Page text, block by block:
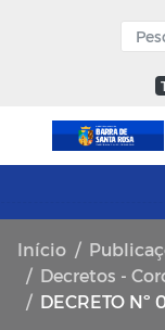
Início
Decretos -
DECRETO Nº 003, DE 01 DE